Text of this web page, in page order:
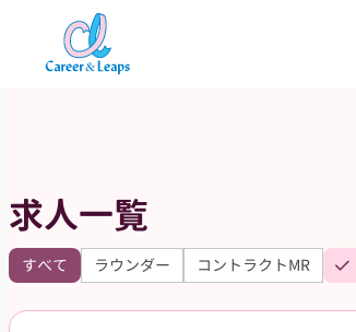
ッ
プ
求人一覧
すべて ラウンダー コントラクトMR